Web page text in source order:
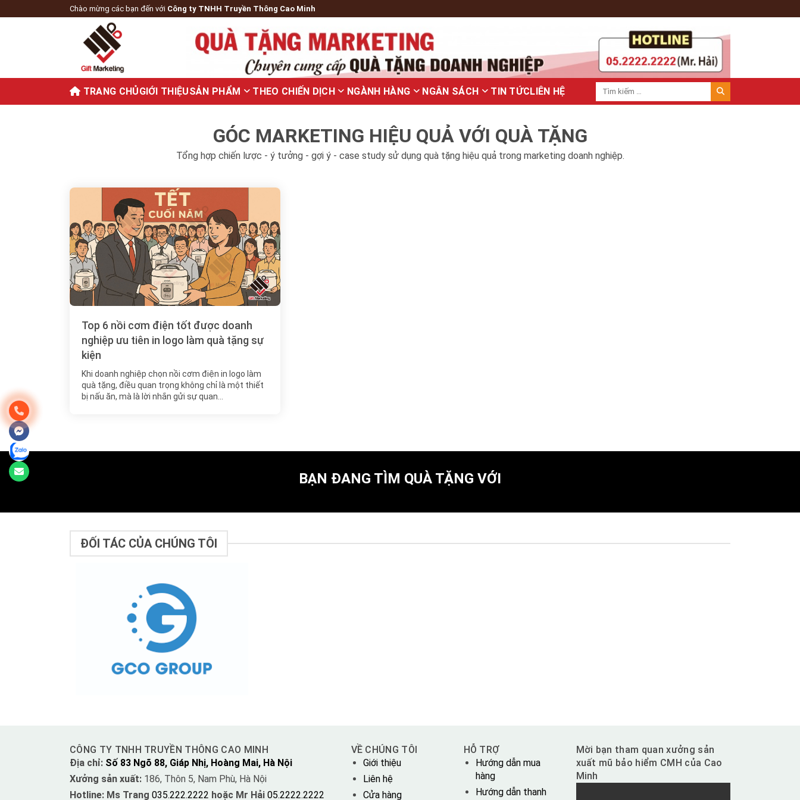
Chào mừng các bạn đến với Công ty TNHH Truyền Thông Cao Minh
TRANG CHỦGIỚI THIỆUSẢN PHẨM THEO CHIẾN DỊCH NGÀNH HÀNG NGÂN SÁCH TIN TỨCLIÊN HỆ
GÓC MARKETING HIỆU QUẢ VỚI QUÀ TẶNG
Tổng hợp chiến lược - ý tưởng - gợi ý - case study sử dụng quà tặng hiệu quả trong marketing doanh nghiệp.
Top 6 nồi cơm điện tốt được doanh
nghiệp ưu tiên in logo làm quà tặng sự
kiện
Khi doanh nghiệp chọn nồi cơm điện in logo làm
quà tặng, điều quan trọng không chỉ là một thiết
bị nấu ăn, mà là lời nhắn gửi sự quan…
BẠN ĐANG TÌM QUÀ TẶNG VỚI
ĐỐI TÁC CỦA CHÚNG TÔI
CÔNG TY TNHH TRUYỀN THÔNG CAO MINH
Địa chỉ: Số 83 Ngõ 88, Giáp Nhị, Hoàng Mai, Hà Nội
Xưởng sản xuất: 186, Thôn 5, Nam Phù, Hà Nội
Hotline: Ms Trang 035.222.2222 hoặc Mr Hải 05.2222.2222
VỀ CHÚNG TÔI
Giới thiệu
Liên hệ
Cửa hàng
HỖ TRỢ
Hướng dẫn mua
hàng
Hướng dẫn thanh
Mời bạn tham quan xưởng sản
xuất mũ bảo hiểm CMH của Cao
Minh